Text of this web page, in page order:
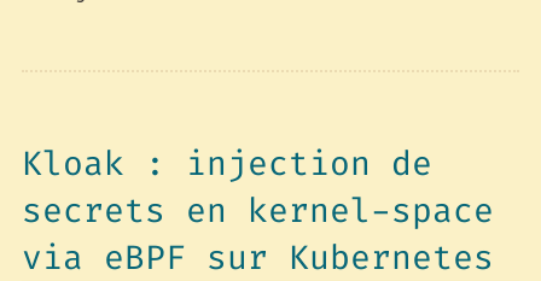
Kloak : injection de
secrets en kernel-space
via eBPF sur Kubernetes